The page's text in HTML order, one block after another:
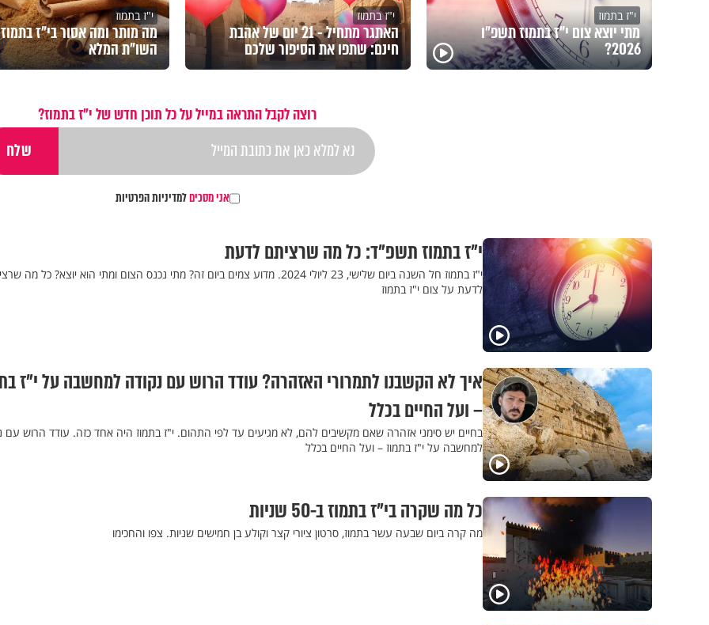
י"ז בתמוז
מתי יוצא צום י"ז בתמוז תשפ"ו
2026?
י"ז בתמוז
האתגר מתחיל - 21 יום של אהבת
חינם: שתפו את הסיפור שלכם
י"ז בתמוז
מה מותר ומה אסור בי"ז
השו"ת המלא
רוצה לקבל התראה במייל על כל תוכן חדש של י"ז בתמוז?
אני מסכיםלמדיניות הפרטיות
י"ז בתמוז תשפ"ד: כל מה שרציתם לדעת
י"ז בתמוז חל השנה ביום שלישי, 23 ליולי 2024. מדוע צמים ביום זה? מתי נכנס הצום ומתי הוא יוצא? כל מה
לדעת על צום י"ז בתמוז
איך לא הקשבנו לתמרורי האזהרה? עודד הרוש עם נקודה למחשבה על י"ז
– ועל החיים בכלל
בחיים יש סימני אזהרה שאם מקשיבים להם, לא מגיעים עד לפי התהום. י"ז בתמוז היה אחד כזה. עודד הרוש עם
למחשבה על י"ז בתמוז – ועל החיים בכלל
כל מה שקרה בי"ז בתמוז ב-50 שניות
מה קרה ביום שבעה עשר בתמוז, סרטון ציורי קצר וקולע בן חמישים שניות. צפו והחכימו